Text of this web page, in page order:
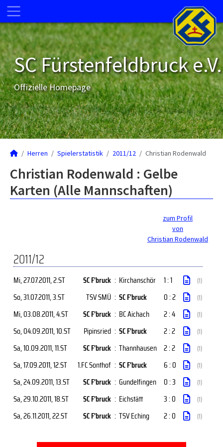
SC Fürstenfeldbruck e.V.
Offizielle Homepage
Herren Spielerstatistik 2011/12 Christian Rodenwald
Christian Rodenwald : Gelbe
Karten (Alle Mannschaften)
zum Profil
von
Christian Rodenwald
2011/12
Mi, 27.07.2011, 2.ST SC F'bruck : Kirchanschör 1 : 1 (1)
So, 31.07.2011, 3.ST TSV SMÜ : SC F'bruck 0 : 2 (1)
Mi, 03.08.2011, 4.ST SC F'bruck : BC Aichach 2 : 4 (1)
So, 04.09.2011, 10.ST Pipinsried : SC F'bruck 2 : 2 (1)
Sa, 10.09.2011, 11.ST SC F'bruck : Thannhausen 2 : 2 (1)
Sa, 17.09.2011, 12.ST 1.FC Sonthof : SC F'bruck 6 : 0 (1)
Sa, 24.09.2011, 13.ST SC F'bruck : Gundelfingen 0 : 3 (1)
Sa, 29.10.2011, 18.ST SC F'bruck : Eichstätt 3 : 0 (1)
Sa, 26.11.2011, 22.ST SC F'bruck : TSV Eching 2 : 0 (1)